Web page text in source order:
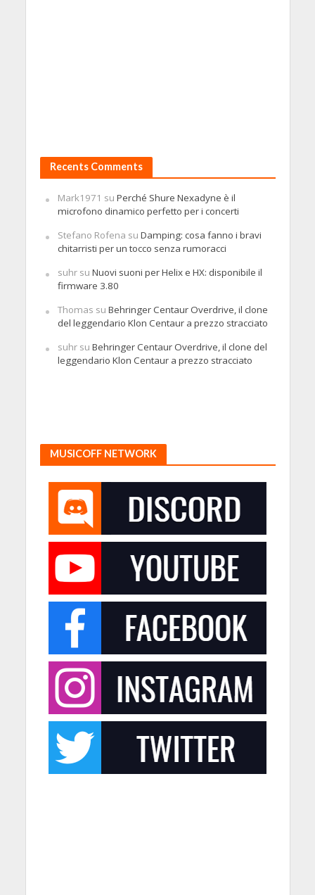
Recents Comments
Mark1971 su Perché Shure Nexadyne è il
microfono dinamico perfetto per i concerti
Stefano Rofena su Damping: cosa fanno i bravi
chitarristi per un tocco senza rumoracci
suhrsu Nuovi suoni per Helix e HX: disponibile il
firmware 3.80
Thomas su Behringer Centaur Overdrive, il clone
del leggendario Klon Centaur a prezzo stracciato
suhrsu Behringer Centaur Overdrive, il clone del
leggendario Klon Centaur a prezzo stracciato
MUSICOFF NETWORK